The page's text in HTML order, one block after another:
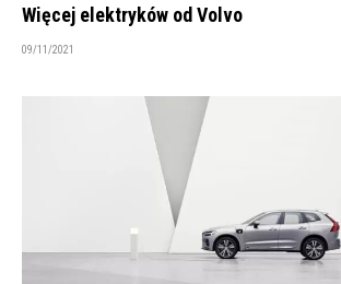
Więcej elektryków od Volvo
09/11/2021